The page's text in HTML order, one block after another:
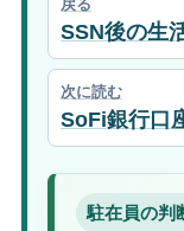
戻る
SSN後の生
次に読む
SoFi銀行口
駐在員の判